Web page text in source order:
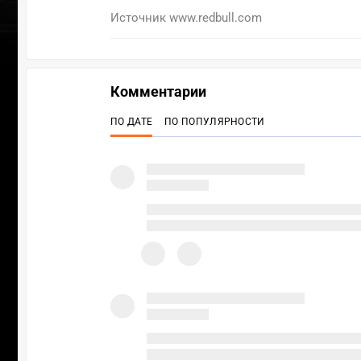
Источник www.redbull.com
Комментарии
ПО ДАТЕ ПО ПОПУЛЯРНОСТИ